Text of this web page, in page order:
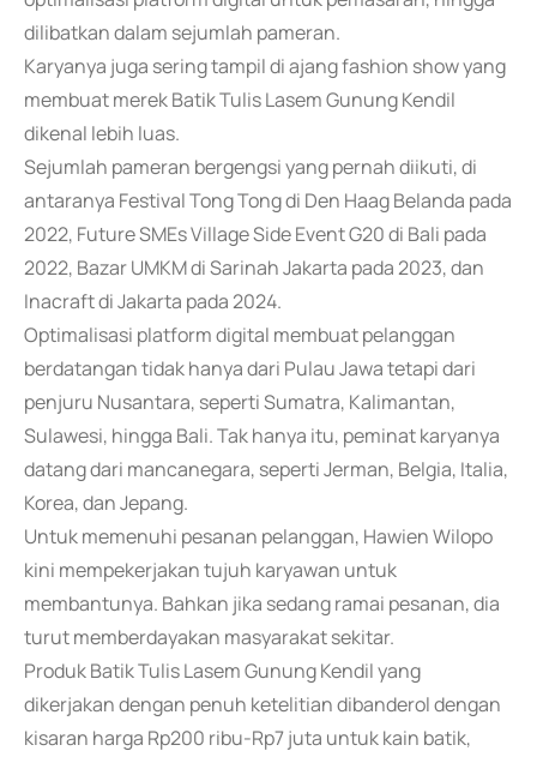
dilibatkan dalam sejumlah pameran.
Karyanya juga sering tampil di ajang fashion show yang
membuat merek Batik Tulis Lasem Gunung Kendil
dikenal lebih luas.
Sejumlah pameran bergengsi yang pernah diikuti, di
antaranya Festival Tong Tong di Den Haag Belanda pada
2022, Future SMEs Village Side Event G20 di Bali pada
2022, Bazar UMKM di Sarinah Jakarta pada 2023, dan
Inacraft di Jakarta pada 2024.
Optimalisasi platform digital membuat pelanggan
berdatangan tidak hanya dari Pulau Jawa tetapi dari
penjuru Nusantara, seperti Sumatra, Kalimantan,
Sulawesi, hingga Bali. Tak hanya itu, peminat karyanya
datang dari mancanegara, seperti Jerman, Belgia, Italia,
Korea, dan Jepang.
Untuk memenuhi pesanan pelanggan, Hawien Wilopo
kini mempekerjakan tujuh karyawan untuk
membantunya. Bahkan jika sedang ramai pesanan, dia
turut memberdayakan masyarakat sekitar.
Produk Batik Tulis Lasem Gunung Kendil yang
dikerjakan dengan penuh ketelitian dibanderol dengan
kisaran harga Rp200 ribu-Rp7 juta untuk kain batik,